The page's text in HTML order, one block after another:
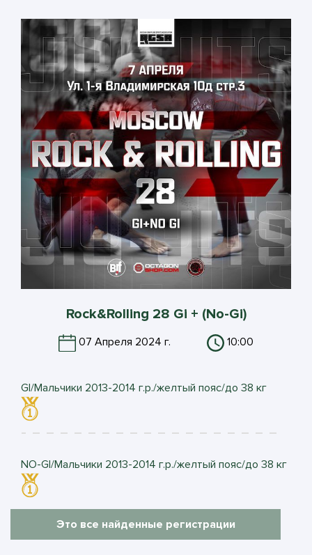
Rock&Rolling 28 Gi + (No-Gi)
07 Апреля 2024 г. 10:00
GI/Мальчики 2013-2014 г.р./желтый пояс/до 38 кг
NO-GI/Мальчики 2013-2014 г.р./желтый пояс/до 38 кг
Это все найденные регистрации